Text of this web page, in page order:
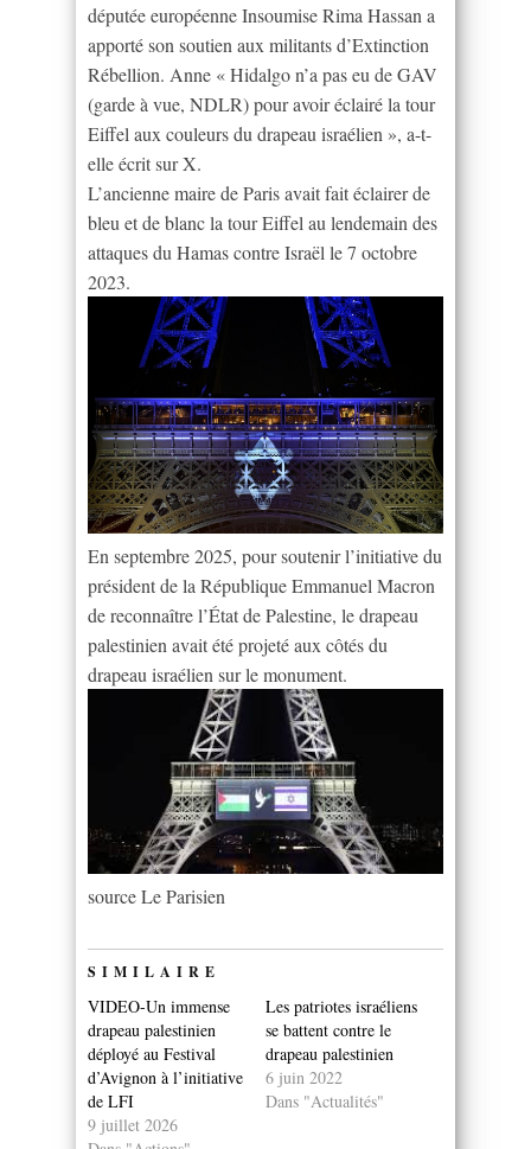
députée européenne Insoumise Rima Hassan a
apporté son soutien aux militants d’Extinction
Rébellion. Anne « Hidalgo n’a pas eu de GAV
(garde à vue, NDLR) pour avoir éclairé la tour
Eiffel aux couleurs du drapeau israélien », a-t-
elle écrit sur X.
L’ancienne maire de Paris avait fait éclairer de
bleu et de blanc la tour Eiffel au lendemain des
attaques du Hamas contre Israël le 7 octobre
2023.
En septembre 2025, pour soutenir l’initiative du
président de la République Emmanuel Macron
de reconnaître l’État de Palestine, le drapeau
palestinien avait été projeté aux côtés du
drapeau israélien sur le monument.
source Le Parisien
SIMILAIRE
VIDEO-Un immense
drapeau palestinien
déployé au Festival
d’Avignon à l’initiative
de LFI
9 juillet 2026
Les patriotes israéliens
se battent contre le
drapeau palestinien
6 juin 2022
Dans "Actualités"